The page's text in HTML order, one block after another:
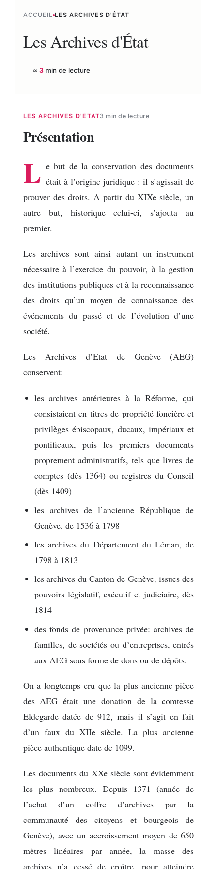
ACCUEIL LES ARCHIVES D'ÉTAT
Les Archives d'État
≈ 3min de lecture
LES ARCHIVES D'ÉTAT3 min de lecture
Présentation
L e but de la conservation des documents
était à l’origine juridique : il s’agissait de
prouver des droits. A partir du XIXe siècle, un
autre but, historique celui-ci, s’ajouta au
premier.
Les archives sont ainsi autant un instrument
nécessaire à l’exercice du pouvoir, à la gestion
des institutions publiques et à la reconnaissance
des droits qu’un moyen de connaissance des
événements du passé et de l’évolution d’une
société.
Les Archives d’Etat de Genève (AEG)
conservent:
les archives antérieures à la Réforme, qui
consistaient en titres de propriété foncière et
privilèges épiscopaux, ducaux, impériaux et
pontificaux, puis les premiers documents
proprement administratifs, tels que livres de
comptes (dès 1364) ou registres du Conseil
(dès 1409)
les archives de l’ancienne République de
Genève, de 1536 à 1798
les archives du Département du Léman, de
1798 à 1813
les archives du Canton de Genève, issues des
pouvoirs législatif, exécutif et judiciaire, dès
1814
des fonds de provenance privée: archives de
familles, de sociétés ou d’entreprises, entrés
aux AEG sous forme de dons ou de dépôts.
On a longtemps cru que la plus ancienne pièce
des AEG était une donation de la comtesse
Eldegarde datée de 912, mais il s’agit en fait
d’un faux du XIIe siècle. La plus ancienne
pièce authentique date de 1099.
Les documents du XXe siècle sont évidemment
les plus nombreux. Depuis 1371 (année de
l’achat d’un coffre d’archives par la
communauté des citoyens et bourgeois de
Genève), avec un accroissement moyen de 650
mètres linéaires par année, la masse des
archives n’a cessé de croître, pour atteindre